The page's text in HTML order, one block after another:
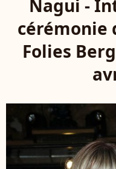
Nagui -
cérémonie
Folies